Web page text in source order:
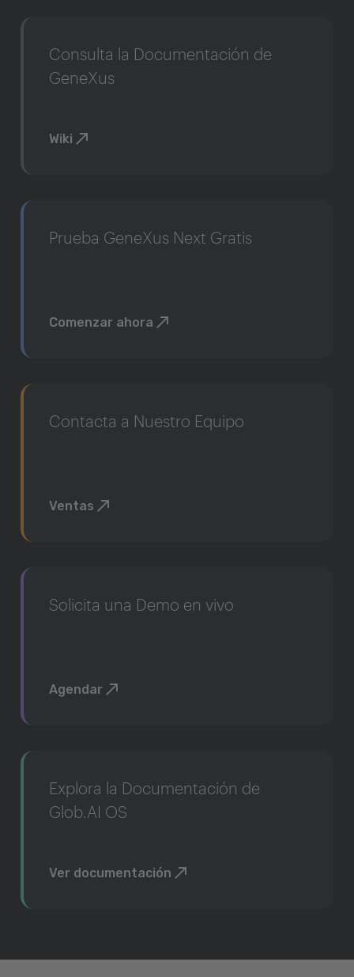
Consulta la Documentación de
GeneXus
Wiki
Prueba GeneXus Next Gratis
Comenzar ahora
Contacta a Nuestro Equipo
Ventas
Solicita una Demo en vivo
Agendar
Explora la Documentación de
Glob.AI OS
Ver documentación